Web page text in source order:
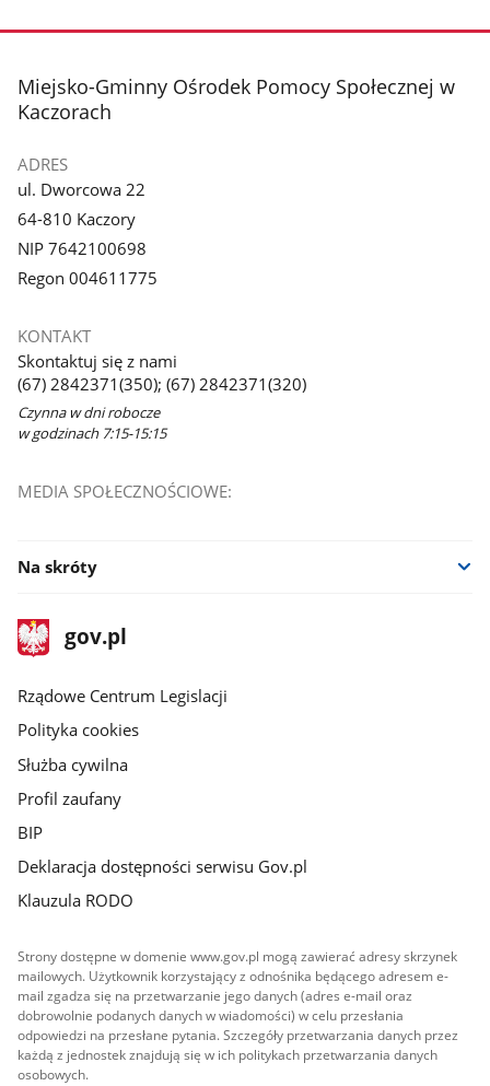
stopka
Miejsko-Gminny Ośrodek Pomocy Społecznej w
Kaczorach
ADRES
ul. Dworcowa 22
64-810 Kaczory
NIP 7642100698
Regon 004611775
KONTAKT
Skontaktuj się z nami
(67) 2842371(350); (67) 2842371(320)
Czynna w dni robocze
w godzinach 7:15-15:15
MEDIA SPOŁECZNOŚCIOWE:
Na skróty
stopka
gov.plStrona
gov.pl
Rządowe Centrum Legislacji
Polityka cookies
Służba cywilna
Profil zaufany
BIP
Deklaracja dostępności serwisu Gov.pl
Klauzula RODO
Strony dostępne w domenie www.gov.pl mogą zawierać adresy skrzynek
mailowych. Użytkownik korzystający z odnośnika będącego adresem e-
mail zgadza się na przetwarzanie jego danych (adres e-mail oraz
dobrowolnie podanych danych w wiadomości) w celu przesłania
odpowiedzi na przesłane pytania. Szczegóły przetwarzania danych przez
każdą z jednostek znajdują się w ich politykach przetwarzania danych
osobowych.